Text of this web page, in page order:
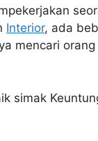
Interior, ada
mencari
simak